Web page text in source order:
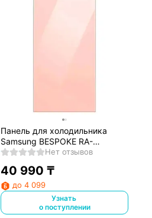
Панель для холодильника
Samsung BESPOKE RA-
B23EUT3KGMНет отзывов
40 990 ₸
до 4 099
Узнать
о поступлении